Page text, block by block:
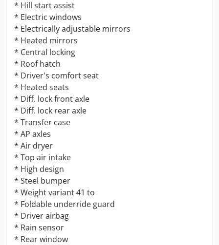
* Hill start assist
* Electric windows
* Electrically adjustable mirrors
* Heated mirrors
* Central locking
* Roof hatch
* Driver's comfort seat
* Heated seats
* Diff. lock front axle
* Diff. lock rear axle
* Transfer case
* AP axles
* Air dryer
* Top air intake
* High design
* Steel bumper
* Weight variant 41 to
* Foldable underride guard
* Driver airbag
* Rain sensor
* Rear window